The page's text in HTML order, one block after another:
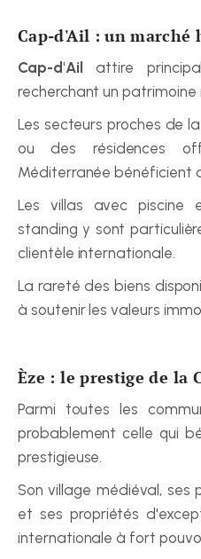
Cap-d'Ail : un marché
Cap-d'Ail
attire
recherchant un
Les secteurs proches de
ou des résidences
Méditerranée bénéficient
Les villas avec piscine
standing y sont
clientèle internationale.
La rareté des biens
à soutenir les valeurs
Èze : le prestige de la
Parmi toutes les
probablement celle qui
prestigieuse.
Son village médiéval, ses
et ses propriétés
internationale à fort